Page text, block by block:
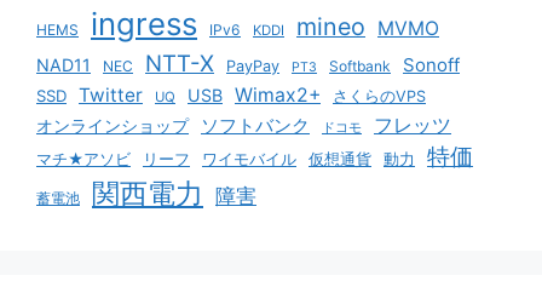
HEMS ingress IPv6 KDDI mineo MVMO
NAD11 NEC NTT-X PayPay PT3 Softbank Sonoff
SSD Twitter UQ USB Wimax2+ さくらのVPS
オンラインショップ ソフトバンク ドコモ フレッツ
マチ★アソビ リーフ ワイモバイル 仮想通貨 動力 特価
蓄電池 関西電力 障害